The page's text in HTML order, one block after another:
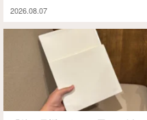
解
2026.08.07